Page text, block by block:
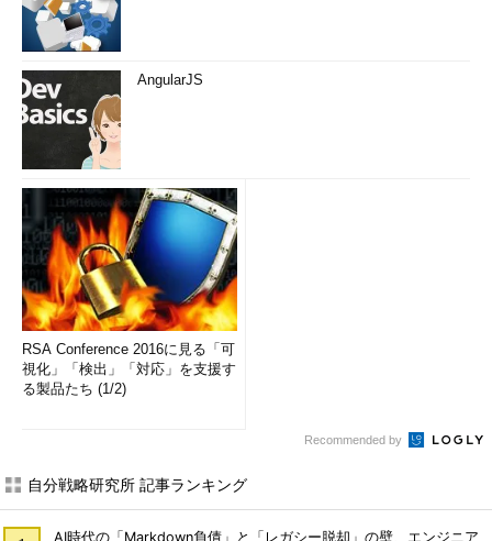
AngularJS
RSA Conference 2016に見る「可
視化」「検出」「対応」を支援す
る製品たち (1/2)
Recommended by
自分戦略研究所 記事ランキング
AI時代の「Markdown負債」と「レガシー脱却」の壁、エンジニア